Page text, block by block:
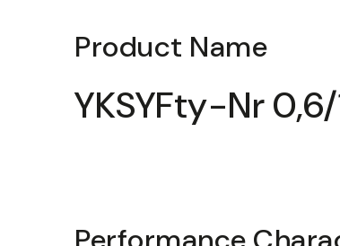
Product Name
YKSYFty-Nr 0,6/